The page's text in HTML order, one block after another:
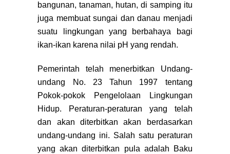
bangunan, tanaman, hutan, di samping itu
juga membuat sungai dan danau menjadi
suatu lingkungan yang berbahaya bagi
ikan-ikan karena nilai pH yang rendah.
Pemerintah telah menerbitkan Undang-
undang No. 23 Tahun 1997 tentang
Pokok-pokok Pengelolaan Lingkungan
Hidup. Peraturan-peraturan yang telah
dan akan diterbitkan akan berdasarkan
undang-undang ini. Salah satu peraturan
yang akan diterbitkan pula adalah Baku